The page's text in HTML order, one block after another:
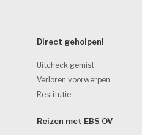
Direct geholpen!
Uitcheck gemist
Verloren voorwerpen
Restitutie
Reizen met EBS OV